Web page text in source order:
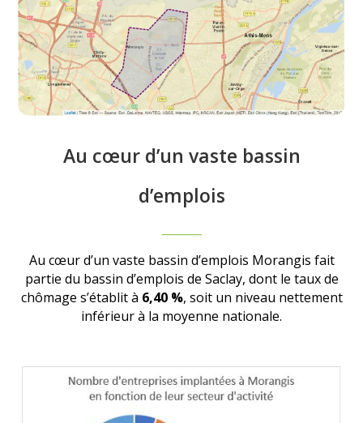
Au cœur d’un vaste bassin
d’emplois
Au cœur d’un vaste bassin d’emplois Morangis fait
partie du bassin d’emplois de Saclay, dont le taux de
chômage s’établit à 6,40 %, soit un niveau nettement
inférieur à la moyenne nationale.